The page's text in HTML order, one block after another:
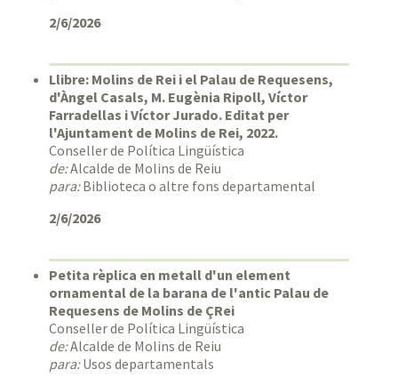
2/6/2026
Llibre: Molins de Rei i el Palau de Requesens,
d'Àngel Casals, M. Eugènia Ripoll, Víctor
Farradellas i Víctor Jurado. Editat per
l'Ajuntament de Molins de Rei, 2022.
Conseller de Política Lingüística
de:Alcalde de Molins de Reiu
para:Biblioteca o altre fons departamental
2/6/2026
Petita rèplica en metall d'un element
ornamental de la barana de l'antic Palau de
Requesens de Molins de ÇRei
Conseller de Política Lingüística
de:Alcalde de Molins de Reiu
para:Usos departamentals